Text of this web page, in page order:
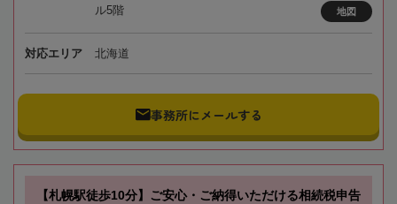
ル5階
地図
対応エリア 北海道
事務所にメールする
【札幌駅徒歩10分】ご安心・ご納得いただける相続税申告